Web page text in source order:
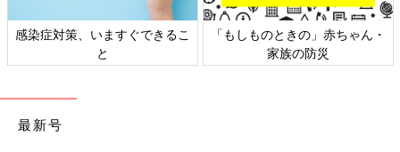
ん・
日本外来小児科学会リーフレッ
六星占術 細木かおりさんの
相談
最新号